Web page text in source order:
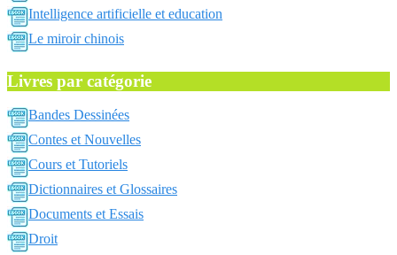
Intelligence artificielle et education
Le miroir chinois
Livres par catégorie
Bandes Dessinées
Contes et Nouvelles
Cours et Tutoriels
Dictionnaires et Glossaires
Documents et Essais
Droit